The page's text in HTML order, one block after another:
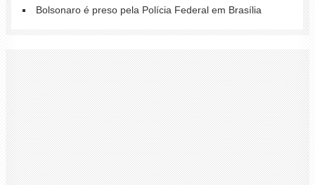
Bolsonaro é preso pela Polícia Federal em Brasília